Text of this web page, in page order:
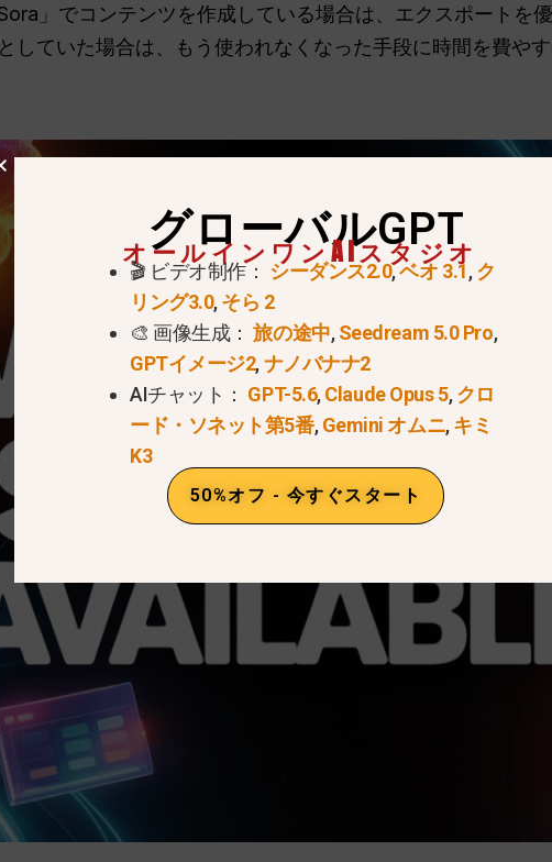
」でコンテンツを作成している場合は、エクスポートを
していた場合は、もう使われなくなった手段に時間を費や
グローバルGPT
オールインワンAIスタジオ
🎬 ビデオ制作： シーダンス2.0,ベオ 3.1,ク
リング3.0,そら 2
🎨 画像生成：旅の途中,Seedream 5.0 Pro,
GPTイメージ2,ナノバナナ2
AIチャット： GPT-5.6,Claude Opus 5,クロ
ード・ソネット第5番,Gemini オムニ,キミ
K3
50%オフ - 今すぐスタート